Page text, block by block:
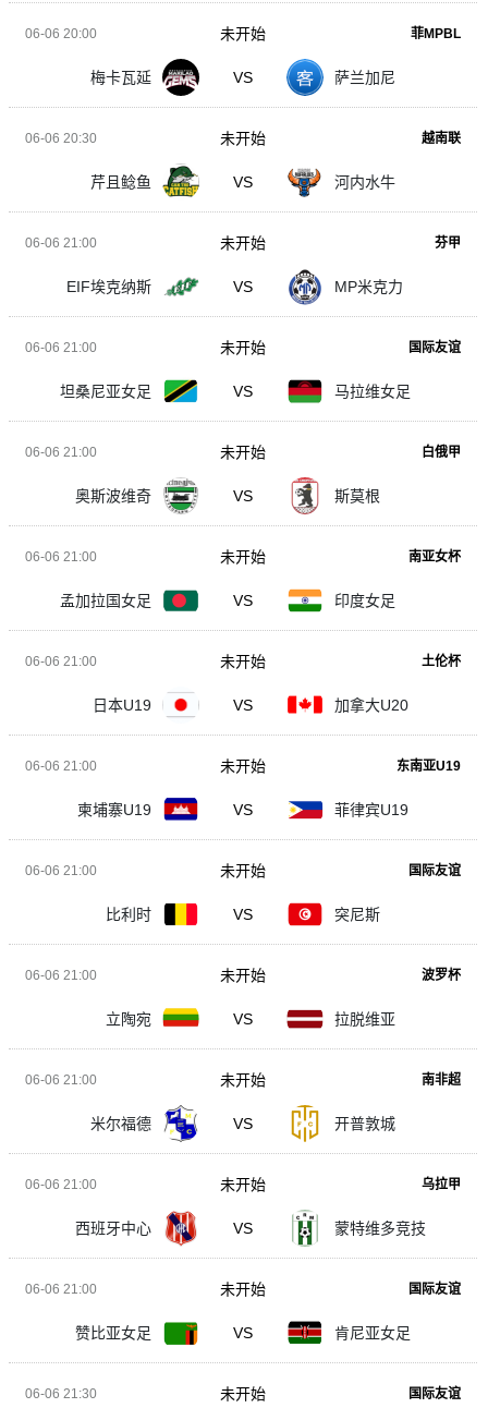
06-06 20:00 菲MPBL
梅卡瓦延 VS 萨兰加尼
未开始
06-06 20:30 越南联
芹且鲶鱼 VS 河内水牛
未开始
06-06 21:00 芬甲
EIF埃克纳斯 VS MP米克力
未开始
06-06 21:00 国际友谊
坦桑尼亚女足 VS 马拉维女足
未开始
06-06 21:00 白俄甲
奥斯波维奇 VS 斯莫根
未开始
06-06 21:00 南亚女杯
孟加拉国女足 VS 印度女足
未开始
06-06 21:00 土伦杯
日本U19 VS 加拿大U20
未开始
06-06 21:00 东南亚U19
柬埔寨U19 VS 菲律宾U19
未开始
06-06 21:00 国际友谊
比利时 VS 突尼斯
未开始
06-06 21:00 波罗杯
立陶宛 VS 拉脱维亚
未开始
06-06 21:00 南非超
米尔福德 VS 开普敦城
未开始
06-06 21:00 乌拉甲
西班牙中心 VS 蒙特维多竞技
未开始
06-06 21:00 国际友谊
赞比亚女足 VS 肯尼亚女足
未开始
06-06 21:30 国际友谊
未开始